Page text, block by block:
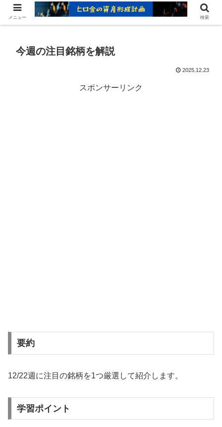
ヒロ金の資産形成レシピ：賢いお金の増やし方
今週の注目銘柄を解説
2025.12.23
スポンサーリンク
要約
12/22週に注目の銘柄を1つ厳選して紹介します。
学習ポイント
メニュー 検索